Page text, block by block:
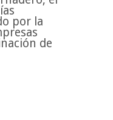
por la
de